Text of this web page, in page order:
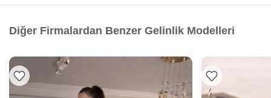
Diğer Firmalardan Benzer Gelinlik Modelleri